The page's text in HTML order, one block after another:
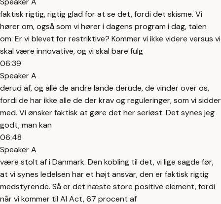
faktisk rigtig, rigtig glad for at se det, fordi det skisme. Vi
hører om, også som vi hører i dagens program i dag, talen
om: Er vi blevet for restriktive? Kommer vi ikke videre versus vi
skal være innovative, og vi skal bare fulg
06:39
Speaker A
derud af, og alle de andre lande derude, de vinder over os,
fordi de har ikke alle de der krav og reguleringer, som vi sidder
med. Vi ønsker faktisk at gøre det her seriøst. Det synes jeg
godt, man kan
06:48
Speaker A
være stolt af i Danmark. Den kobling til det, vi lige sagde før,
at vi synes ledelsen har et højt ansvar, den er faktisk rigtig
medstyrende. Så er det næste store positive element, fordi
når vi kommer til AI Act, 67 procent af